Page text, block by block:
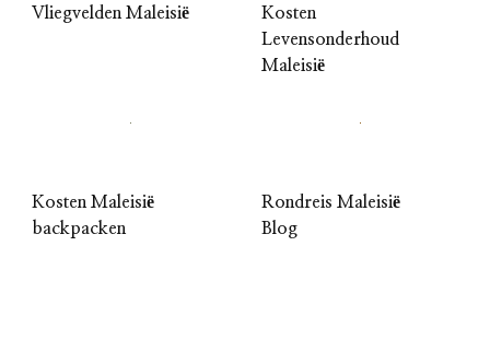
Vliegvelden Maleisië
Kosten
Levensonderhoud
Maleisië
Kosten Maleisië
backpacken
Rondreis Maleisië
Blog